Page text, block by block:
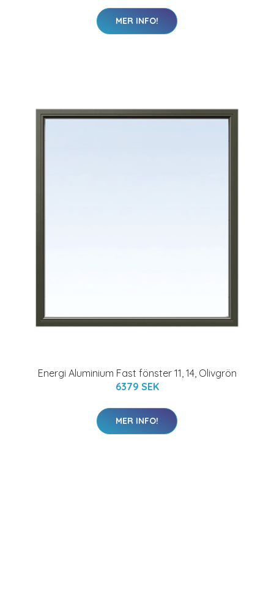
MER INFO!
Energi Aluminium Fast fönster 11, 14, Olivgrön
6379 SEK
MER INFO!